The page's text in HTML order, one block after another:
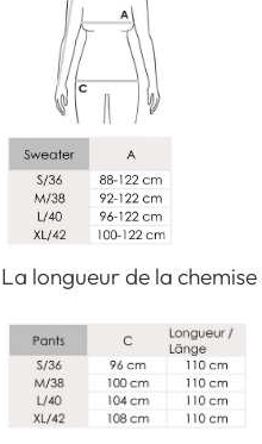
La longueur de la